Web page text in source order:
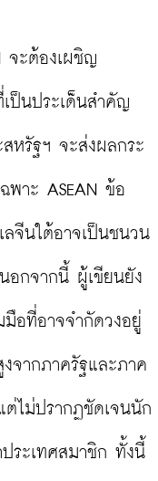
จะต้องเผชิญ
ป็นประเด็นสำคัญ
หรัฐฯ จะส่งผลกระ
พาะ ASEAN ข้อ
จีนใต้อาจเป็นชนวน
อกจากนี้ ผู้เขียนยัง
มือที่อาจจำกัดวงอยู่
จากภาครัฐและภาค
ไม่ปรากฏชัดเจนนัก
ระเทศสมาชิก ทั้งนี้